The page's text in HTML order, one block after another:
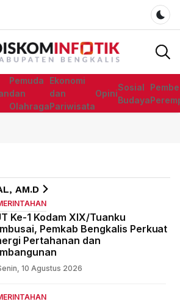
Pemuda
dan
Olahraga
Ekonomi
dan
Pariwisata
Opini
Sosial
Budaya
AM.D
Ke-1 Kodam XIX/Tuanku
Pemkab Bengkalis Perkuat
Pertahanan dan
10 Agustus 2026